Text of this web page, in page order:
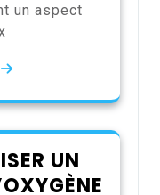
un aspect
UN